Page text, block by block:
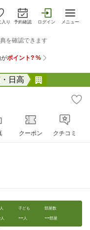
入り 予約確認 ログイン メニュー
日高
クーポン クチコミ
人
子ども
--人
部屋数
--部屋